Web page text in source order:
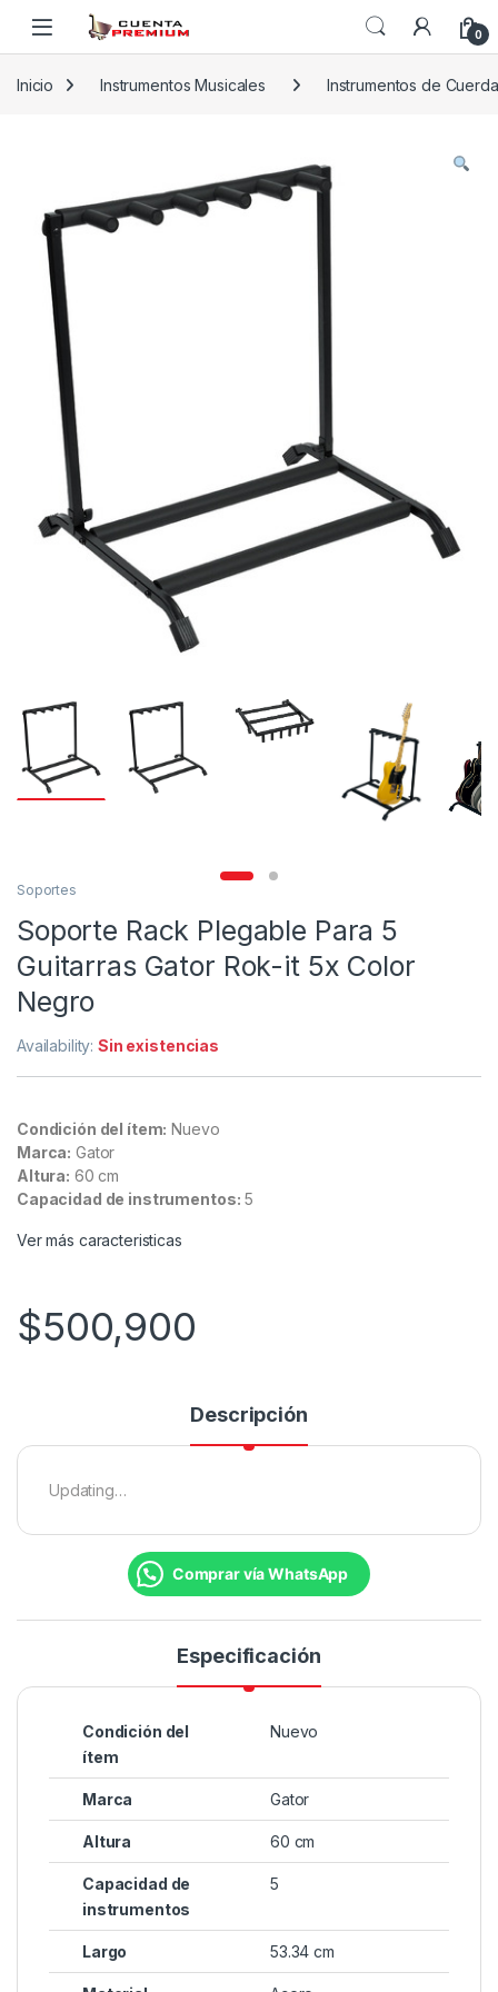
Skip to navigation
Skip to content
0
Inicio Instrumentos Musicales Instrumentos de
Soportes
Soporte Rack Plegable Para 5
Guitarras Gator Rok-it 5x Color
Negro
Availability:Sin existencias
Condición del ítem: Nuevo
Marca: Gator
Altura: 60 cm
Capacidad de instrumentos: 5
Ver más caracteristicas
$500,900
Descripción
Updating…
Comprar vía WhatsApp
Especificación
Condición del
ítem
Nuevo
Marca Gator
Altura 60 cm
Capacidad de
instrumentos
5
Largo 53.34 cm